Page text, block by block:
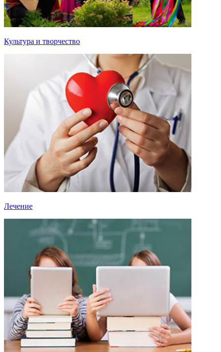
Культура и творчество
Лечение